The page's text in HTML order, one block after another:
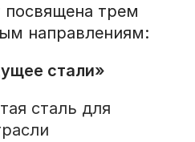
посвящена трем
направлениям:
стали»
сталь для